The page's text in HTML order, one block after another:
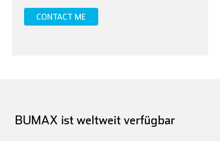
BUMAX ist weltweit verfügbar